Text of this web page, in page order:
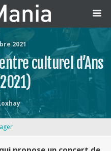
2021
culturel d’Ans